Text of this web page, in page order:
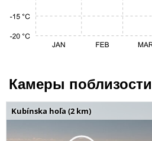
Камеры поблизости
Kubínska hoľa (2 km)